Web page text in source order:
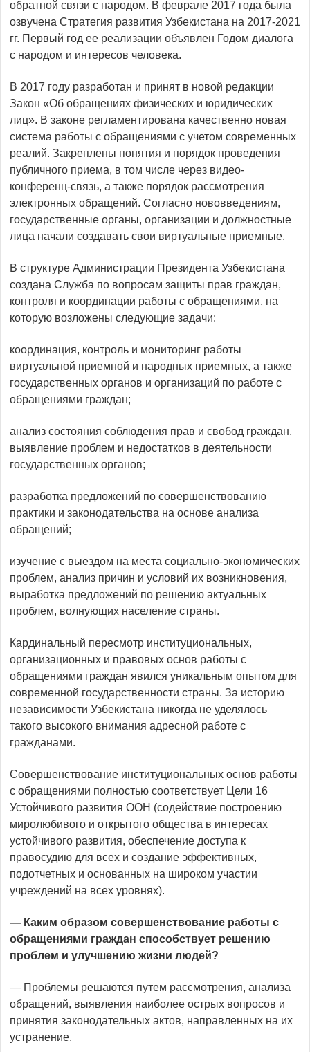
обратной связи с народом. В феврале 2017 года была
озвучена Стратегия развития Узбекистана на 2017-2021
гг. Первый год ее реализации объявлен Годом диалога
с народом и интересов человека.
В 2017 году разработан и принят в новой редакции
Закон «Об обращениях физических и юридических
лиц». В законе регламентирована качественно новая
система работы с обращениями с учетом современных
реалий. Закреплены понятия и порядок проведения
публичного приема, в том числе через видео-
конференц-связь, а также порядок рассмотрения
электронных обращений. Согласно нововведениям,
государственные органы, организации и должностные
лица начали создавать свои виртуальные приемные.
В структуре Администрации Президента Узбекистана
создана Служба по вопросам защиты прав граждан,
контроля и координации работы с обращениями, на
которую возложены следующие задачи:
координация, контроль и мониторинг работы
виртуальной приемной и народных приемных, а также
государственных органов и организаций по работе с
обращениями граждан;
анализ состояния соблюдения прав и свобод граждан,
выявление проблем и недостатков в деятельности
государственных органов;
разработка предложений по совершенствованию
практики и законодательства на основе анализа
обращений;
изучение с выездом на места социально-экономических
проблем, анализ причин и условий их возникновения,
выработка предложений по решению актуальных
проблем, волнующих население страны.
Кардинальный пересмотр институциональных,
организационных и правовых основ работы с
обращениями граждан явился уникальным опытом для
современной государственности страны. За историю
независимости Узбекистана никогда не уделялось
такого высокого внимания адресной работе с
гражданами.
Совершенствование институциональных основ работы
с обращениями полностью соответствует Цели 16
Устойчивого развития ООН (содействие построению
миролюбивого и открытого общества в интересах
устойчивого развития, обеспечение доступа к
правосудию для всех и создание эффективных,
подотчетных и основанных на широком участии
учреждений на всех уровнях).
— Каким образом совершенствование работы с
обращениями граждан способствует решению
проблем и улучшению жизни людей?
— Проблемы решаются путем рассмотрения, анализа
обращений, выявления наиболее острых вопросов и
принятия законодательных актов, направленных на их
устранение.